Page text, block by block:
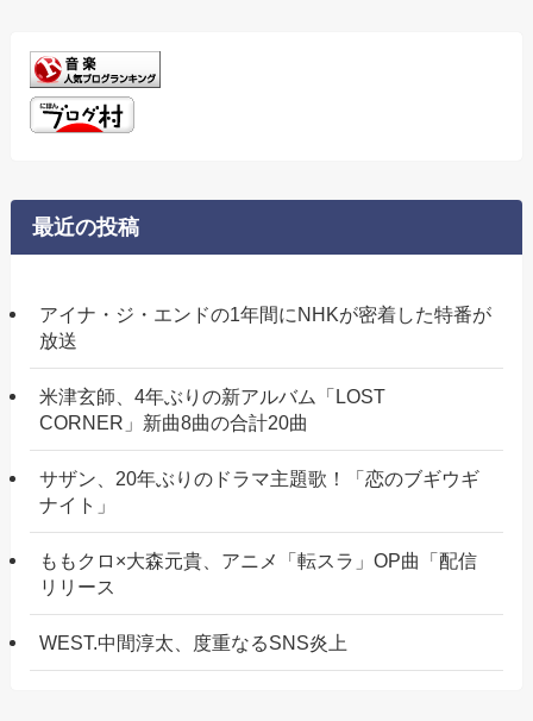
最近の投稿
アイナ・ジ・エンドの1年間にNHKが密着した特番が
放送
米津玄師、4年ぶりの新アルバム「LOST
CORNER」新曲8曲の合計20曲
サザン、20年ぶりのドラマ主題歌！「恋のブギウギ
ナイト」
ももクロ×大森元貴、アニメ「転スラ」OP曲「配信
リリース
WEST.中間淳太、度重なるSNS炎上